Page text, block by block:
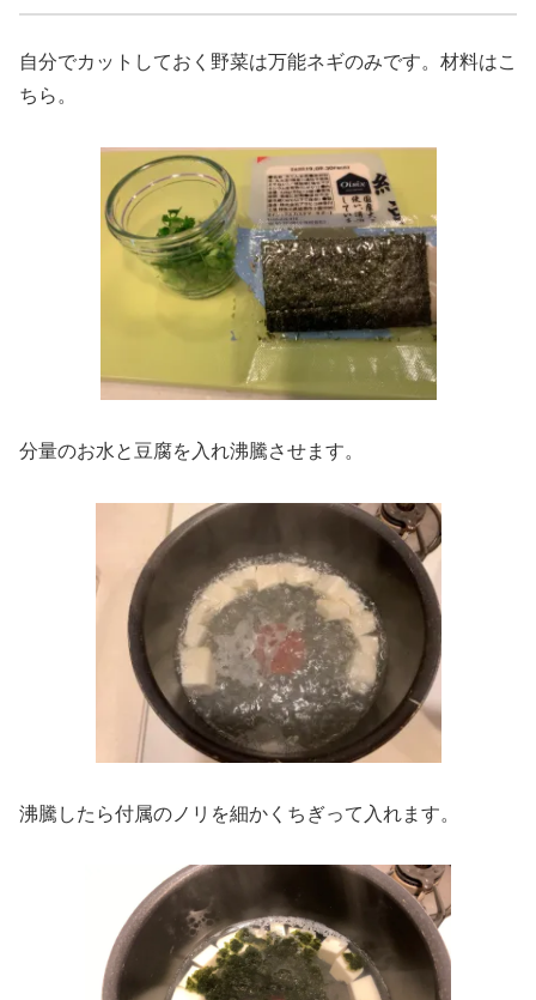
自分でカットしておく野菜は万能ネギのみです。材料はこ
ちら。
分量のお水と豆腐を入れ沸騰させます。
沸騰したら付属のノリを細かくちぎって入れます。